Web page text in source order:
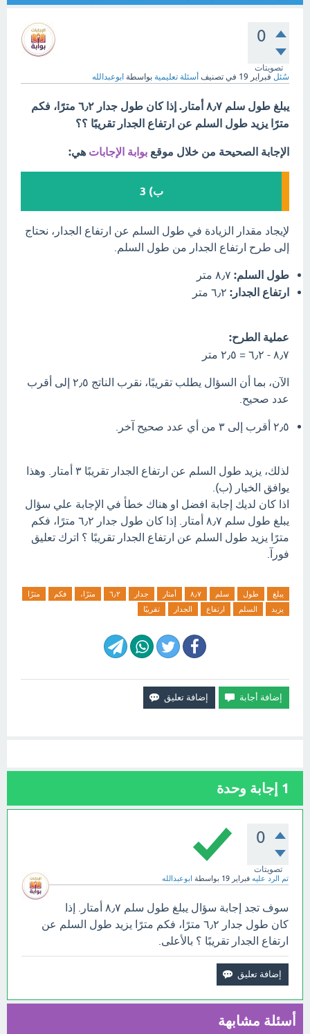
0
تصويتات
سُئل فبراير 19 في تصنيف أسئلة تعليمية بواسطة ابوعبدالله
يبلغ طول سلم ٨٫٧ أمتار. إذا كان طول جدار ٦٫٢ مترًا، فكم
مترًا يزيد طول السلم عن ارتفاع الجدار تقريبًا ؟؟
الإجابة الصحيحة من خلال موقع بوابة الإجابات هي:
ب) 3
لإيجاد مقدار الزيادة في طول السلم عن ارتفاع الجدار، نحتاج
إلى طرح ارتفاع الجدار من طول السلم.
طول السلم:
ارتفاع الجدار:
عملية الطرح:
٨٫٧ - ٦٫٢ = ٢٫٥ متر
الآن، بما أن السؤال يطلب تقريبًا، نقرب الناتج ٢٫٥ إلى أقرب
عدد صحيح.
٢٫٥ أقرب إلى ٣ من أي عدد صحيح آخر.
لذلك، يزيد طول السلم عن ارتفاع الجدار تقريبًا ٣ أمتار. وهذا
يوافق الخيار (ب).
اذا كان لديك إجابة افضل او هناك خطأ في الإجابة علي سؤال
يبلغ طول سلم ٨٫٧ أمتار. إذا كان طول جدار ٦٫٢ مترًا، فكم
مترًا يزيد طول السلم عن ارتفاع الجدار تقريبًا ؟ اترك تعليق
فورآ.
يبلغ طول سلم ٨٫٧ أمتار جدار ٦٫٢ مترًا، فكم
مترًا
يزيد
السلم ارتفاع الجدار تقريبًا
1 إجابة وحدة
0
تصويتات
تم الرد عليه فبراير 19 بواسطة ابوعبدالله
سوف تجد إجابة سؤال يبلغ طول سلم ٨٫٧ أمتار. إذا
كان طول جدار ٦٫٢ مترًا، فكم مترًا يزيد طول السلم عن
ارتفاع الجدار تقريبًا ؟ بالأعلى.
أسئلة مشابهة